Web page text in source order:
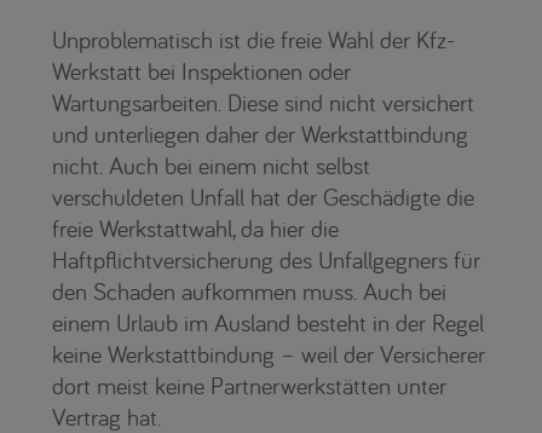
Unproblematisch ist die freie Wahl der Kfz-
Werkstatt bei Inspektionen oder
Wartungsarbeiten. Diese sind nicht versichert
und unterliegen daher der Werkstattbindung
nicht. Auch bei einem nicht selbst
verschuldeten Unfall hat der Geschädigte die
freie Werkstattwahl, da hier die
Haftpflichtversicherung des Unfallgegners für
den Schaden aufkommen muss. Auch bei
einem Urlaub im Ausland besteht in der Regel
keine Werkstattbindung – weil der Versicherer
dort meist keine Partnerwerkstätten unter
Vertrag hat.